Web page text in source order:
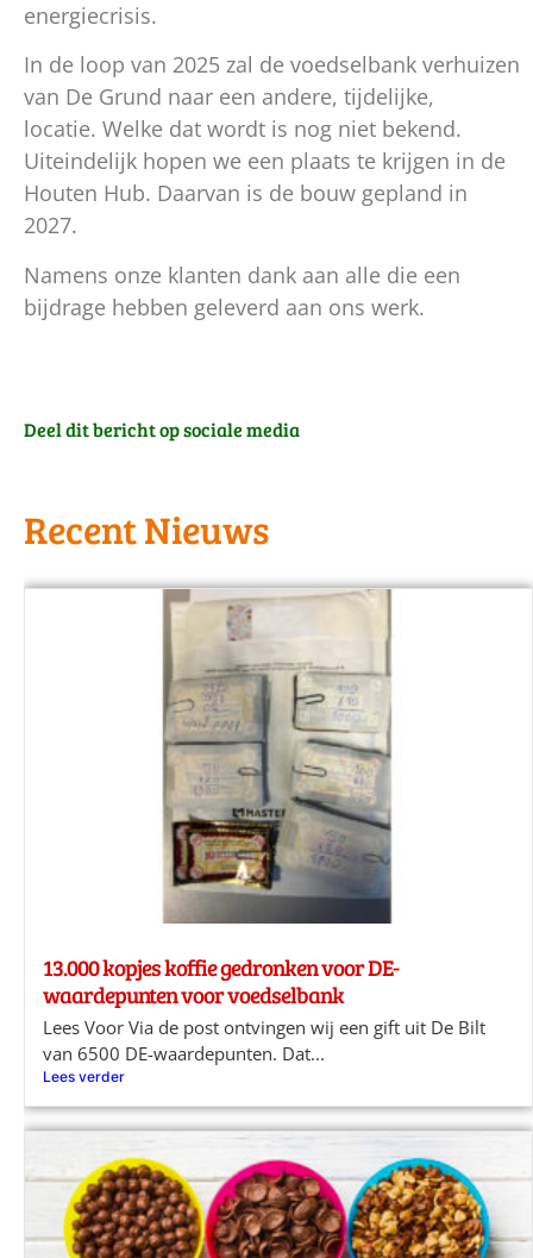
energiecrisis.
In de loop van 2025 zal de voedselbank verhuizen
van De Grund naar een andere, tijdelijke,
locatie. Welke dat wordt is nog niet bekend.
Uiteindelijk hopen we een plaats te krijgen in de
Houten Hub. Daarvan is de bouw gepland in
2027.
Namens onze klanten dank aan alle die een
bijdrage hebben geleverd aan ons werk.
Deel dit bericht op sociale media
Recent Nieuws
13.000 kopjes koffie gedronken voor DE-
waardepunten voor voedselbank
Lees Voor Via de post ontvingen wij een gift uit De Bilt
van 6500 DE-waardepunten. Dat...
Lees verder